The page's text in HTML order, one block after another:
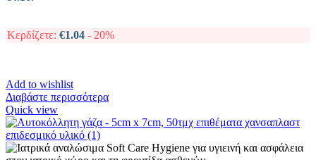
Κερδίζετε: €1.04 - 20%
Add to wishlist
Διαβάστε περισσότερα
Quick view